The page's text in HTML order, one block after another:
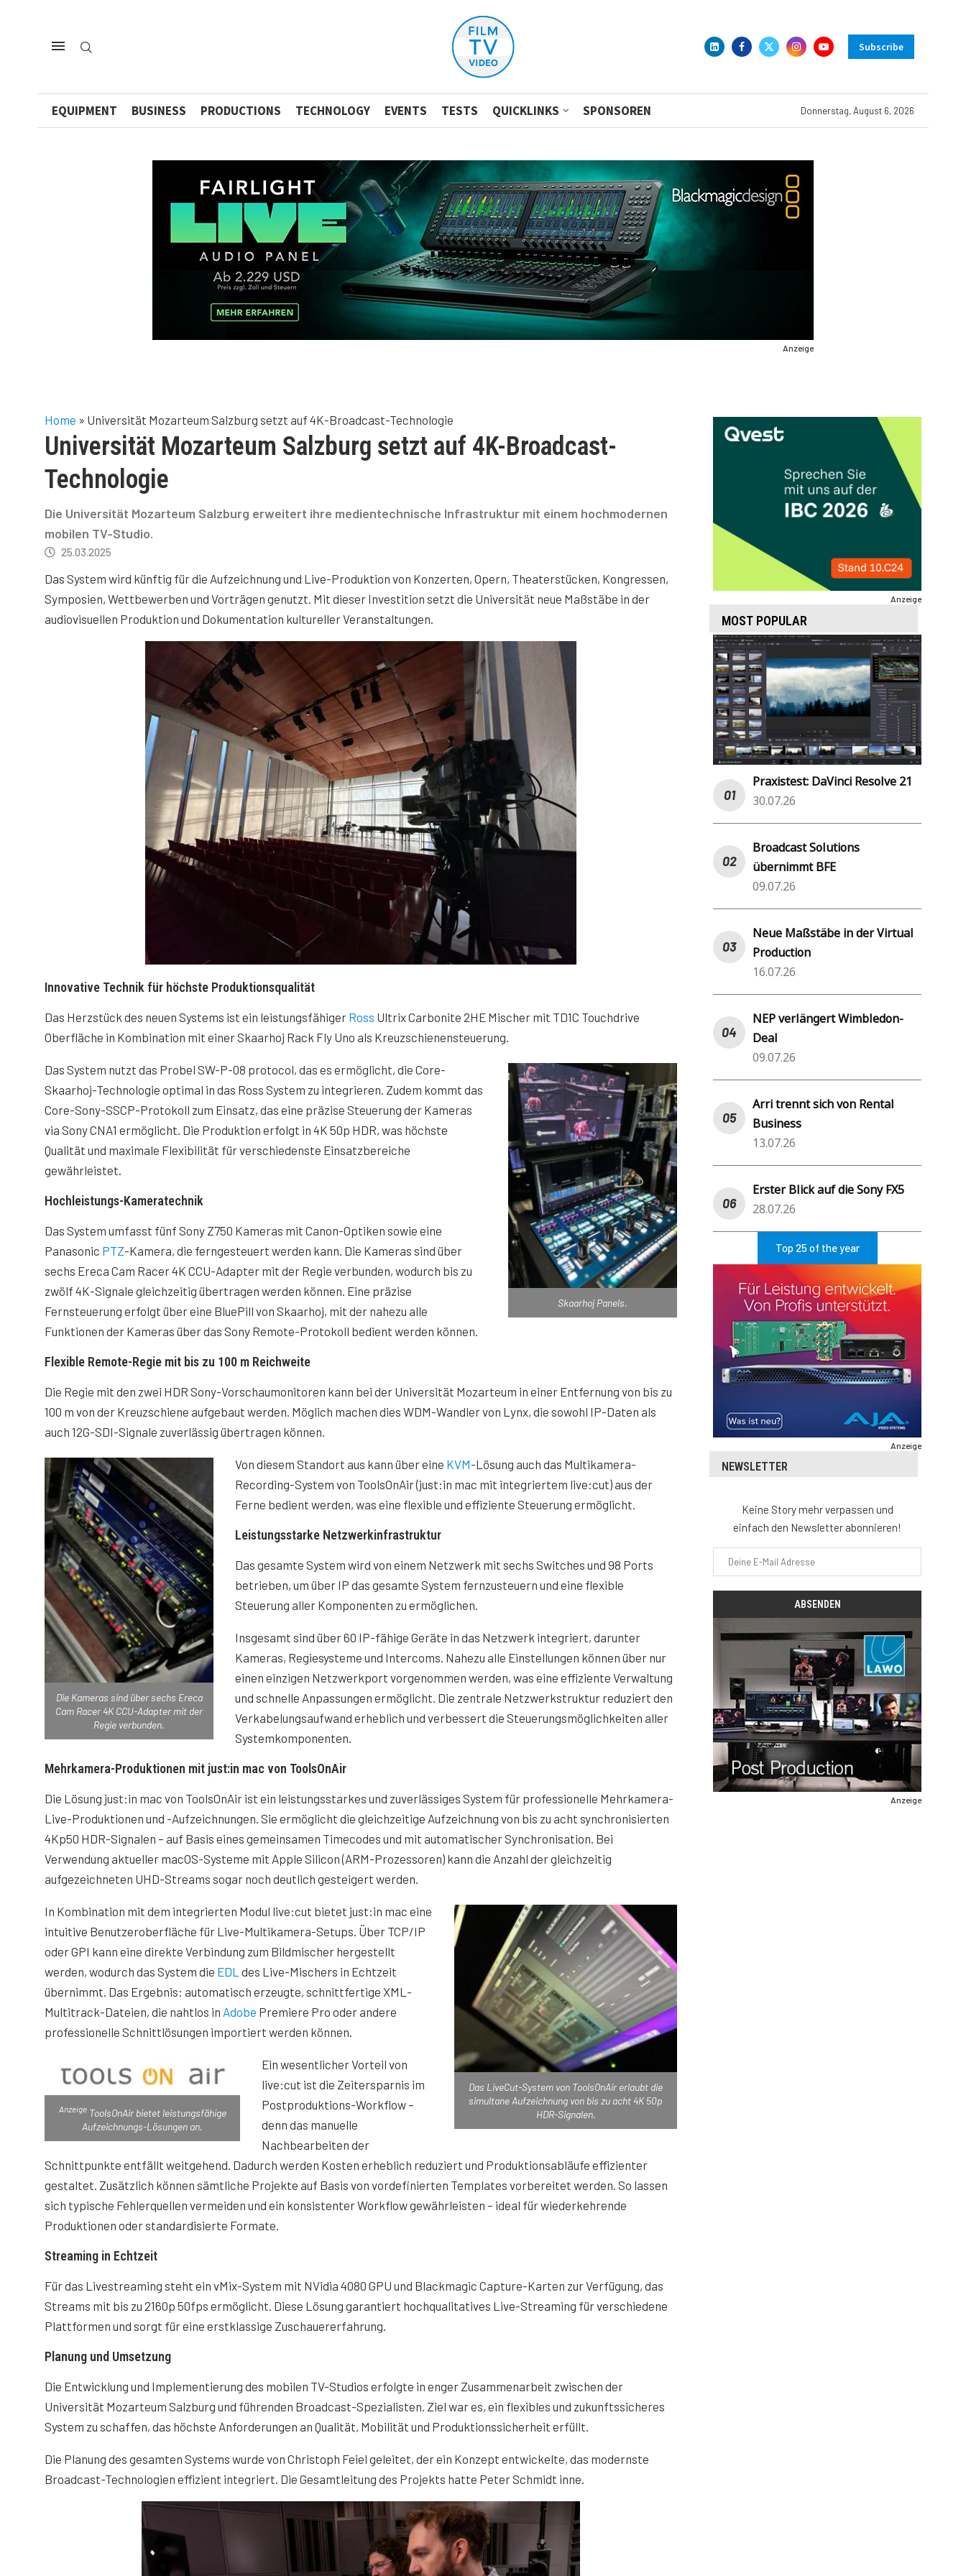
Subscribe
EQUIPMENT BUSINESS PRODUCTIONS TECHNOLOGY EVENTS TESTS QUICKLINKS SPONSOREN Donnerstag, August 6, 2026
Anzeige
Home » Universität Mozarteum Salzburg setzt auf 4K-Broadcast-Technologie
Universität Mozarteum Salzburg setzt auf 4K-Broadcast-
Technologie
Die Universität Mozarteum Salzburg erweitert ihre medientechnische Infrastruktur mit einem hochmodernen
mobilen TV-Studio.
25.03.2025
Das System wird künftig für die Aufzeichnung und Live-Produktion von Konzerten, Opern, Theaterstücken, Kongressen,
Symposien, Wettbewerben und Vorträgen genutzt. Mit dieser Investition setzt die Universität neue Maßstäbe in der
audiovisuellen Produktion und Dokumentation kultureller Veranstaltungen.
Innovative Technik für höchste Produktionsqualität
Das Herzstück des neuen Systems ist ein leistungsfähiger Ross Ultrix Carbonite 2HE Mischer mit TD1C Touchdrive
Oberfläche in Kombination mit einer Skaarhoj Rack Fly Uno als Kreuzschienensteuerung.
Skaarhoj Panels.
Das System nutzt das Probel SW-P-08 protocol, das es ermöglicht, die Core-
Skaarhoj-Technologie optimal in das Ross System zu integrieren. Zudem kommt das
Core-Sony-SSCP-Protokoll zum Einsatz, das eine präzise Steuerung der Kameras
via Sony CNA1 ermöglicht. Die Produktion erfolgt in 4K 50p HDR, was höchste
Qualität und maximale Flexibilität für verschiedenste Einsatzbereiche
gewährleistet.
Hochleistungs-Kameratechnik
Das System umfasst fünf Sony Z750 Kameras mit Canon-Optiken sowie eine
Panasonic PTZ-Kamera, die ferngesteuert werden kann. Die Kameras sind über
sechs Ereca Cam Racer 4K CCU-Adapter mit der Regie verbunden, wodurch bis zu
zwölf 4K-Signale gleichzeitig übertragen werden können. Eine präzise
Fernsteuerung erfolgt über eine BluePill von Skaarhoj, mit der nahezu alle
Funktionen der Kameras über das Sony Remote-Protokoll bedient werden können.
Flexible Remote-Regie mit bis zu 100 m Reichweite
Die Regie mit den zwei HDR Sony-Vorschaumonitoren kann bei der Universität Mozarteum in einer Entfernung von bis zu
100 m von der Kreuzschiene aufgebaut werden. Möglich machen dies WDM-Wandler von Lynx, die sowohl IP-Daten als
auch 12G-SDI-Signale zuverlässig übertragen können.
Die Kameras sind über sechs Ereca
Cam Racer 4K CCU-Adapter mit der
Regie verbunden.
Von diesem Standort aus kann über eine KVM-Lösung auch das Multikamera-
Recording-System von ToolsOnAir (just:in mac mit integriertem live:cut) aus der
Ferne bedient werden, was eine flexible und effiziente Steuerung ermöglicht.
Leistungsstarke Netzwerkinfrastruktur
Das gesamte System wird von einem Netzwerk mit sechs Switches und 98 Ports
betrieben, um über IP das gesamte System fernzusteuern und eine flexible
Steuerung aller Komponenten zu ermöglichen.
Insgesamt sind über 60 IP-fähige Geräte in das Netzwerk integriert, darunter
Kameras, Regiesysteme und Intercoms. Nahezu alle Einstellungen können über nur
einen einzigen Netzwerkport vorgenommen werden, was eine effiziente Verwaltung
und schnelle Anpassungen ermöglicht. Die zentrale Netzwerkstruktur reduziert den
Verkabelungsaufwand erheblich und verbessert die Steuerungsmöglichkeiten aller
Systemkomponenten.
Mehrkamera-Produktionen mit just:in mac von ToolsOnAir
Die Lösung just:in mac von ToolsOnAir ist ein leistungsstarkes und zuverlässiges System für professionelle Mehrkamera-
Live-Produktionen und -Aufzeichnungen. Sie ermöglicht die gleichzeitige Aufzeichnung von bis zu acht synchronisierten
4Kp50 HDR-Signalen – auf Basis eines gemeinsamen Timecodes und mit automatischer Synchronisation. Bei
Verwendung aktueller macOS-Systeme mit Apple Silicon (ARM-Prozessoren) kann die Anzahl der gleichzeitig
aufgezeichneten UHD-Streams sogar noch deutlich gesteigert werden.
Das LiveCut-System von ToolsOnAir erlaubt die
simultane Aufzeichnung von bis zu acht 4K 50p
HDR-Signalen.
In Kombination mit dem integrierten Modul live:cut bietet just:in mac eine
intuitive Benutzeroberfläche für Live-Multikamera-Setups. Über TCP/IP
oder GPI kann eine direkte Verbindung zum Bildmischer hergestellt
werden, wodurch das System die EDL des Live-Mischers in Echtzeit
übernimmt. Das Ergebnis: automatisch erzeugte, schnittfertige XML-
Multitrack-Dateien, die nahtlos in Adobe Premiere Pro oder andere
professionelle Schnittlösungen importiert werden können.
AnzeigeToolsOnAir bietet leistungsfähige
Aufzeichnungs-Lösungen an.
Ein wesentlicher Vorteil von
live:cut ist die Zeitersparnis im
Postproduktions-Workflow –
denn das manuelle
Nachbearbeiten der
Schnittpunkte entfällt weitgehend. Dadurch werden Kosten erheblich reduziert und Produktionsabläufe effizienter
gestaltet. Zusätzlich können sämtliche Projekte auf Basis von vordefinierten Templates vorbereitet werden. So lassen
sich typische Fehlerquellen vermeiden und ein konsistenter Workflow gewährleisten – ideal für wiederkehrende
Produktionen oder standardisierte Formate.
Streaming in Echtzeit
Für das Livestreaming steht ein vMix-System mit NVidia 4080 GPU und Blackmagic Capture-Karten zur Verfügung, das
Streams mit bis zu 2160p 50fps ermöglicht. Diese Lösung garantiert hochqualitatives Live-Streaming für verschiedene
Plattformen und sorgt für eine erstklassige Zuschauererfahrung.
Planung und Umsetzung
Die Entwicklung und Implementierung des mobilen TV-Studios erfolgte in enger Zusammenarbeit zwischen der
Universität Mozarteum Salzburg und führenden Broadcast-Spezialisten. Ziel war es, ein flexibles und zukunftssicheres
System zu schaffen, das höchste Anforderungen an Qualität, Mobilität und Produktionssicherheit erfüllt.
Die Planung des gesamten Systems wurde von Christoph Feiel geleitet, der ein Konzept entwickelte, das modernste
Broadcast-Technologien effizient integriert. Die Gesamtleitung des Projekts hatte Peter Schmidt inne.
Anzeige
MOST POPULAR
Praxistest: DaVinci Resolve 21
30.07.26
Broadcast Solutions
übernimmt BFE
09.07.26
Neue Maßstäbe in der Virtual
Production
16.07.26
NEP verlängert Wimbledon-
Deal
09.07.26
Arri trennt sich von Rental
Business
13.07.26
Erster Blick auf die Sony FX5
28.07.26
Top 25 of the year
Anzeige
NEWSLETTER
Keine Story mehr verpassen und
einfach den Newsletter abonnieren!
Anzeige